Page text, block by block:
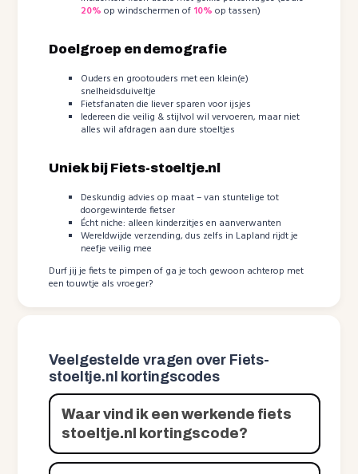
20% op windschermen of 10% op tassen)
Doelgroep en demografie
Ouders en grootouders met een klein(e)
snelheidsduiveltje
Fietsfanaten die liever sparen voor ijsjes
Iedereen die veilig & stijlvol wil vervoeren, maar niet
alles wil afdragen aan dure stoeltjes
Uniek bij Fiets-stoeltje.nl
Deskundig advies op maat – van stuntelige tot
doorgewinterde fietser
Écht niche: alleen kinderzitjes en aanverwanten
Wereldwijde verzending, dus zelfs in Lapland rijdt je
neefje veilig mee
Durf jij je fiets te pimpen of ga je toch gewoon achterop met
een touwtje als vroeger?
Veelgestelde vragen over Fiets-
stoeltje.nl kortingscodes
Waar vind ik een werkende fiets
stoeltje.nl kortingscode?